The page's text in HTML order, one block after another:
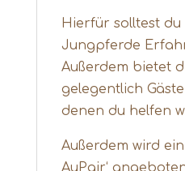
Hierfür solltest du
Jungpferde
Außerdem bietet
gelegentlich
denen du helfen
Außerdem wird
AuPair‘